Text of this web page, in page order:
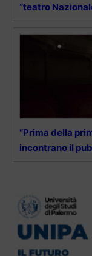
“teatro
“Prima della
incontrano il